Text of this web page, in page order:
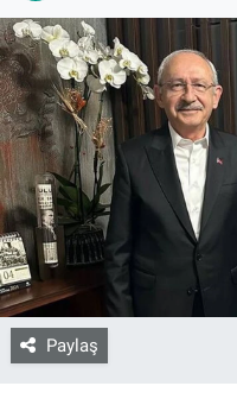
Paylaş
Bize ulaşın
İletişim/Künye
Yaşam
Gözden Kaçmasın
İletişim (Künye)